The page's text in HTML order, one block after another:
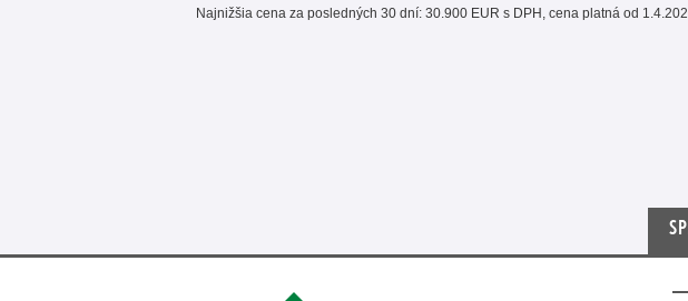
Najnižšia cena za posledných 30 dní: 30.900 EUR s DPH, cena platná od